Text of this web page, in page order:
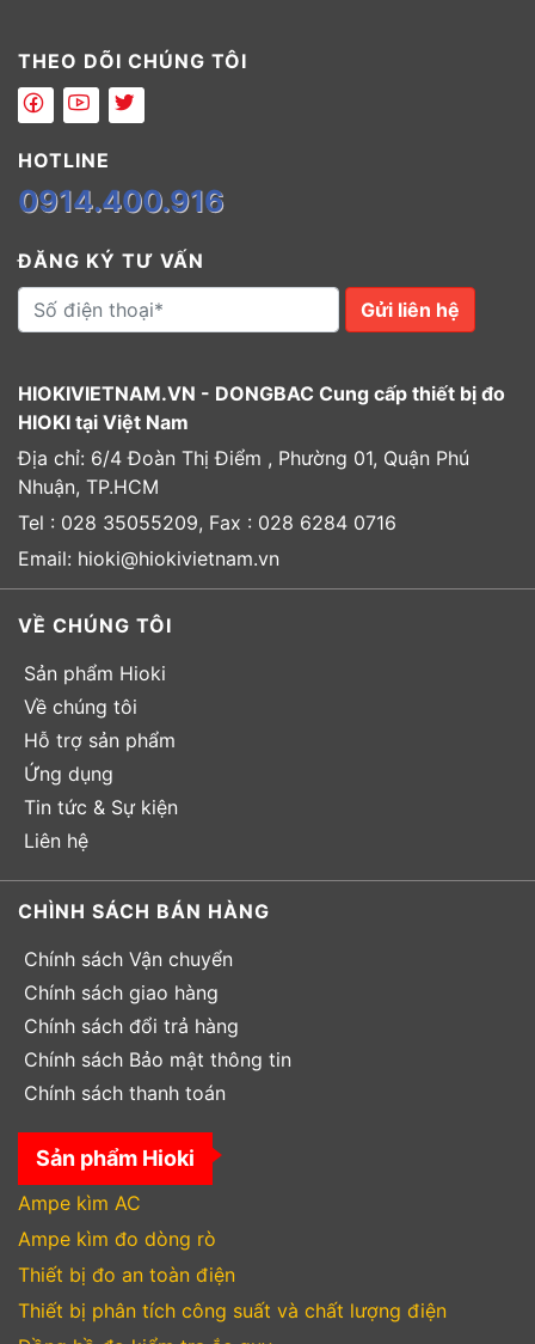
THEO DÕI CHÚNG TÔI
HOTLINE
0914.400.916
ĐĂNG KÝ TƯ VẤN
Gửi liên hệ
HIOKIVIETNAM.VN - DONGBAC Cung cấp thiết bị đo
HIOKI tại Việt Nam
Địa chỉ: 6/4 Đoàn Thị Điểm , Phường 01, Quận Phú
Nhuận, TP.HCM
Tel : 028 35055209, Fax : 028 6284 0716
Email: hioki@hiokivietnam.vn
VỀ CHÚNG TÔI
Sản phẩm Hioki
Về chúng tôi
Hỗ trợ sản phẩm
Ứng dụng
Tin tức & Sự kiện
Liên hệ
CHÌNH SÁCH BÁN HÀNG
Chính sách Vận chuyển
Chính sách giao hàng
Chính sách đổi trả hàng
Chính sách Bảo mật thông tin
Chính sách thanh toán
Sản phẩm Hioki
Ampe kìm AC
Ampe kìm đo dòng rò
Thiết bị đo an toàn điện
Thiết bị phân tích công suất và chất lượng điện